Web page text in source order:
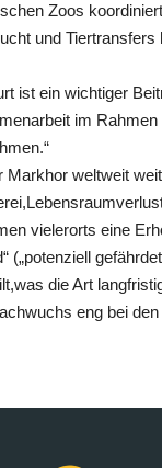
Zoos
und
ist ein wichtiger
im
weltweit
vielerorts eine
die Art
eng bei